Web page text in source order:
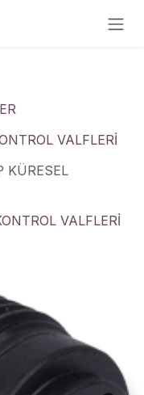
VALFLERİ
KÜRESEL
VALFLERİ